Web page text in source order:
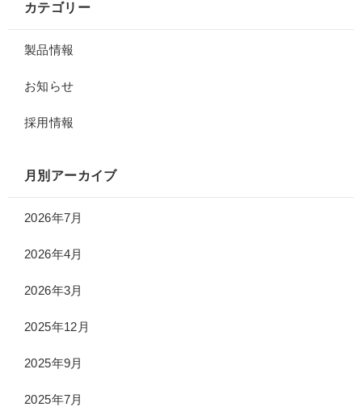
カテゴリー
製品情報
お知らせ
採用情報
月別アーカイブ
2026年7月
2026年4月
2026年3月
2025年12月
2025年9月
2025年7月